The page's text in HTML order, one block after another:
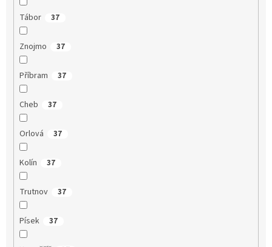
Tábor 37
Znojmo 37
Příbram 37
Cheb 37
Orlová 37
Kolín 37
Trutnov 37
Písek 37